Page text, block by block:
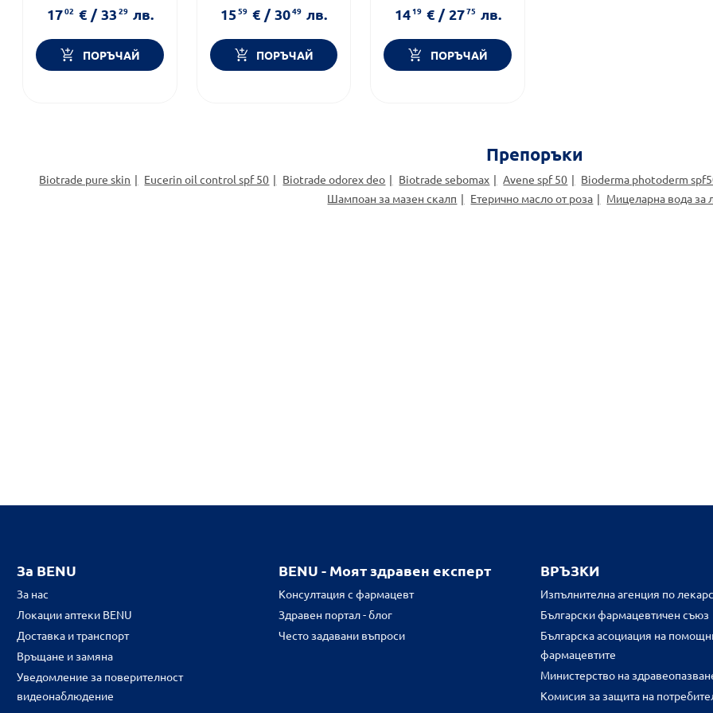
1702 € / 3329 лв.
ПОРЪЧАЙ
Форма на продукта:
1559 € / 3049 лв.
ПОРЪЧАЙ
Дермокозметика
1419 € / 2775 лв.
ПОРЪЧАЙ
Препоръки
Biotrade pure skin Eucerin oil control spf 50 Biotrade odorex deo Biotrade sebomax Avene spf 50 Bioderma photoderm
Шампоан за мазен скалп
Етерично масло от роза Мицеларна вода за
За BENU
За нас
Локации аптеки BENU
Доставка и транспорт
Връщане и замяна
Уведомление за поверителност
видеонаблюдение
BENU - Моят здравен експерт
Консултация с фармацевт
Здравен портал - блог
Често задавани въпроси
ВРЪЗКИ
Изпълнителна агенция по
Български фармацевтичен съюз
Българска асоциация на
фармацевтите
Министерство на
Комисия за защита на